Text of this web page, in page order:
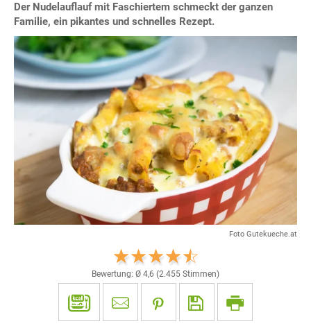
Der Nudelauflauf mit Faschiertem schmeckt der ganzen
Familie, ein pikantes und schnelles Rezept.
Foto Gutekueche.at
Bewertung: Ø 4,6 (2.455 Stimmen)